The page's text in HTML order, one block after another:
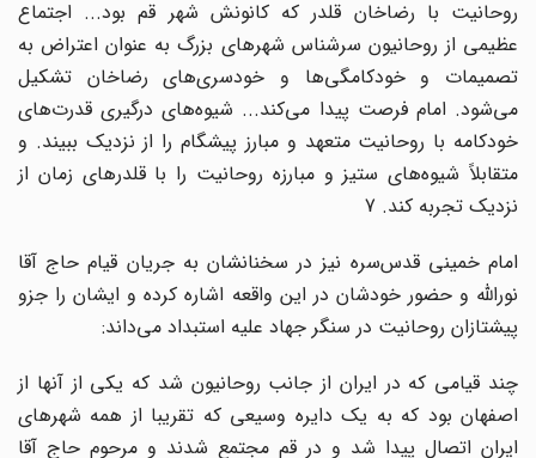
روحانیت با رضاخان قلدر که کانونش شهر قم بود... اجتماع
عظیمی از روحانیون سرشناس شهرهای بزرگ به عنوان اعتراض به
تصمیمات و خودکامگی‌ها و خودسری‌های رضاخان تشکیل
می‌شود. امام فرصت پیدا می‌کند... شیوه‌های درگیری قدرت‌های
خودکامه با روحانیت متعهد و مبارز پیشگام را از نزدیک ببیند. و
متقابلاً شیوه‌های ستیز و مبارزه روحانیت را با قلدرهای زمان از
نزدیک تجربه کند. 7
امام خمینی قدس‌سره نیز در سخنانشان به جریان قیام حاج آقا
نوراللّه و حضور خودشان در این واقعه اشاره کرده و ایشان را جزو
پیشتازان روحانیت در سنگر جهاد علیه استبداد می‌داند:
چند قیامی که در ایران از جانب روحانیون شد که یکی از آنها از
اصفهان بود که به یک دایره وسیعی که تقریبا از همه شهرهای
ایران اتصال پیدا شد و در قم مجتمع شدند و مرحوم حاج آقا